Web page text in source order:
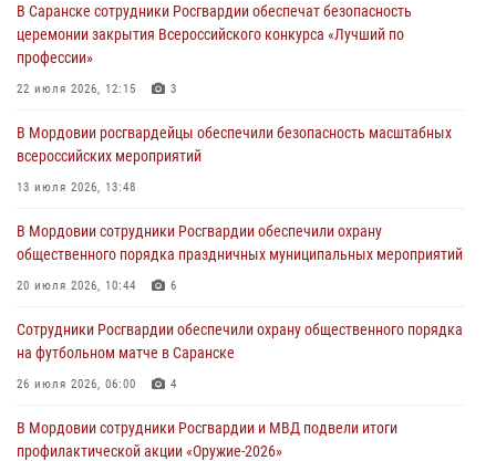
В Саранске сотрудники Росгвардии задержали дебошира,
повредившего имущество в кафе
06 августа 2026, 07:03
незамедлительно
05 августа 2026, 15:04
подозреваемого в причинении телесных повреждений супруге
05 августа 2026, 12:34
проведения масштабного праздника в Темникове
05 августа 2026, 09:04 4
В Саранске сотрудники Росгвардии обеспечат безопасность
церемонии закрытия Всероссийского конкурса «Лучший по
профессии»
22 июля 2026, 12:15 3
В Мордовии росгвардейцы обеспечили безопасность масштабных
всероссийских мероприятий
13 июля 2026, 13:48
В Мордовии сотрудники Росгвардии обеспечили охрану
общественного порядка праздничных муниципальных мероприятий
20 июля 2026, 10:44 6
Сотрудники Росгвардии обеспечили охрану общественного порядка
на футбольном матче в Саранске
26 июля 2026, 06:00 4
В Мордовии сотрудники Росгвардии и МВД подвели итоги
профилактической акции «Оружие‑2026»